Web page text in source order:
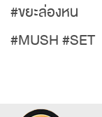
#ขยะล่องหน
#MUSH #SET